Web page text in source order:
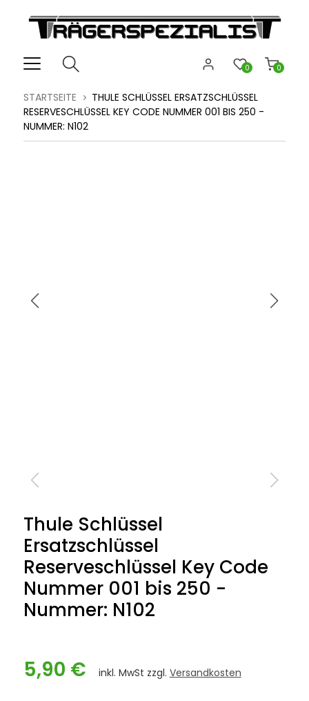
0
0
STARTSEITE
THULE SCHLÜSSEL ERSATZSCHLÜSSEL
RESERVESCHLÜSSEL KEY CODE NUMMER 001 BIS 250 -
NUMMER: N102
Thule Schlüssel
Ersatzschlüssel
Reserveschlüssel Key Code
Nummer 001 bis 250 -
Nummer: N102
5,90 € inkl. MwSt zzgl. Versandkosten